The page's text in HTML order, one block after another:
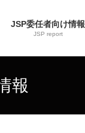
JSP委任者向け情報
JSP report
報